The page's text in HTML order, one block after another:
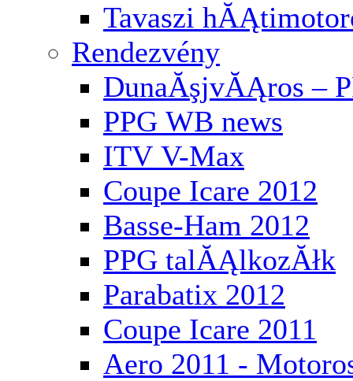
Tavaszi
Rendezvény
DunaĂşjvĂĄros –
PPG WB news
ITV V-Max
Coupe Icare 2012
Basse-Ham 2012
PPG talĂĄlkozĂłk
Parabatix 2012
Coupe Icare 2011
Aero 2011 -